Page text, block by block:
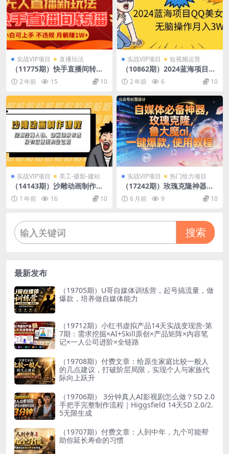
实战VIP项目 直播玩法
（11775期）快手直播间转播
玩法简单躺赚，真正的全无人
直播，小白轻松上手月入1W+
2 年前 15 10
实战VIP项目 短视频运营
（10862期）2024蓝海项目Q
Q美女短视频无脑操作月入3W
+ 2 年前 6 10
实战VIP项目 美工-摄影-建站
（14143期）沙雕动画制作课
程：绘制沙雕人物、动画场景
布置及特效使用的全过程
1 年前 16 10
实战VIP项目 热门给力项目
（17242期）玫瑰克隆神器，a
i鲁大魔，自媒体必备工具，一
键爆款神器，详细教程。
6 月前 9 10
搜索
最新发布
（19705期）U哥自媒体训练营，起号搞流量，做
爆款，培养做自媒体能力
（19712期）小红书虚拟产品14天实战变现营-第
7期：需求挖掘×AI+Skill原创×产品矩阵×内容笔
记×一人公司进阶×全链路
（19708期）付费文章：给原生家庭比较一般人
的几点建议，打破阶层局限，实现个人与家族代
际向上跃升
（19706期） 3分钟真人AI影视剧怎么做？SD 2.0
手把手完整制作流程｜Higgsfield 14天SD 2.0/2.
5无限生成
（19707期）付费文章：人到中年，九个可能帮
助你延长寿命的习惯